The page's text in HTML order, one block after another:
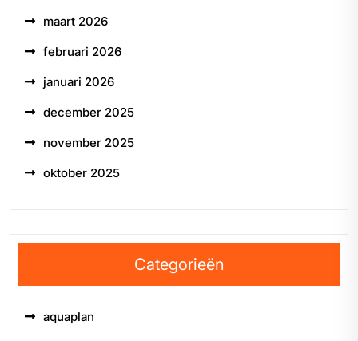
maart 2026
februari 2026
januari 2026
december 2025
november 2025
oktober 2025
Categorieën
aquaplan